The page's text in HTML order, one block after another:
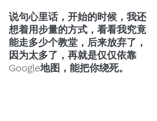
说句心里话，开始的时候，我还
想着用步量的方式，看看我究竟
能走多少个教堂，后来放弃了，
因为太多了，再就是仅仅依靠
Google地图，能把你绕死。